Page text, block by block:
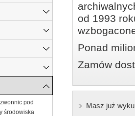
od 1993
Ponad
Zamów
Masz już
pod
środowiska